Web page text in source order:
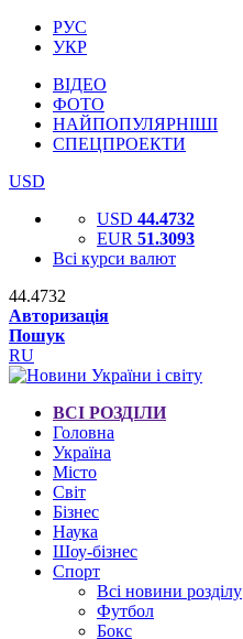
РУС
УКР
ВІДЕО
ФОТО
НАЙПОПУЛЯРНІШІ
СПЕЦПРОЕКТИ
USD
USD 44.4732
EUR 51.3093
Всі курси валют
44.4732
Авторизація
Пошук
RU
ВСІ РОЗДІЛИ
Головна
Україна
Місто
Світ
Бізнес
Наука
Шоу-бізнес
Спорт
Всі новини розділу
Футбол
Бокс